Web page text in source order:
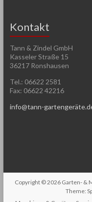
Kontakt
Tann & Zindel GmbH
Kasseler Straße 15
36217 Ronshausen
Tel.: 06622 2581
Fax: 06622 42216
info@tann-
Copyright © 2026 Garten- &
Theme: